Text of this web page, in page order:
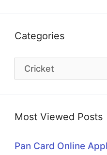
Categories
Categories
Most Viewed Posts
Pan Card Online